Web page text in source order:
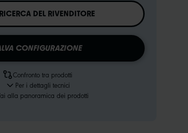
DEL RIVENDITORE
CONFIGURAZIONE
Confronto tra prodotti
Per i dettagli tecnici
alla panoramica dei prodotti